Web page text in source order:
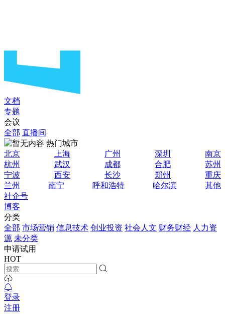
文档
专题
会议
全部 直播间
热门城市
北京
上海 广州 深圳
南京
杭州
武汉 成都 合肥
苏州
宁波
西安 长沙 郑州
重庆
兰州
南宁 呼和浩特 哈尔滨
其他
社企号
博客
分类
全部 市场营销 信息技术 创业投资 社会人文 财务财经 人力资
源 未分类
申请试用
HOT
登录
注册